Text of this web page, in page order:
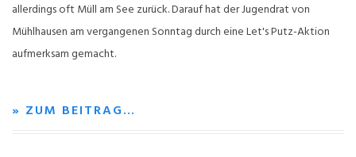
allerdings oft Müll am See zurück. Darauf hat der Jugendrat von
Mühlhausen am vergangenen Sonntag durch eine Let's Putz-Aktion
aufmerksam gemacht.
» ZUM BEITRAG…